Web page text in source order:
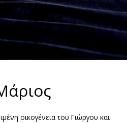
οικογένεια του Γιώργου και